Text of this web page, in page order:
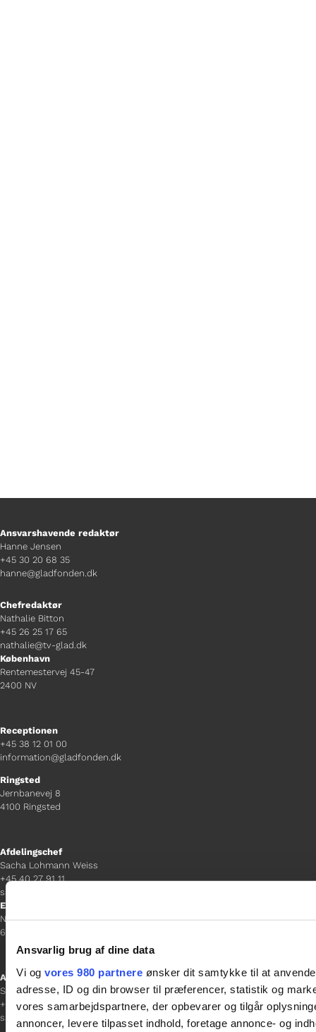
Ansvarlig brug af dine data
Vi og vores 980 partnere ønsker dit samtykke til at
adresse, ID og din browser til præferencer, statistik og
vores samarbejdspartnere, der opbevarer og tilgår
annoncer, levere tilpasset indhold, foretage annonce- og
Ansvarshavende redaktør
Hanne Jensen
+45 30 20 68 35
hanne@gladfonden.dk
Chefredaktør
Nathalie Bitton
+45 26 25 17 65
nathalie@tv-glad.dk
København
Rentemestervej 45-47
2400 NV
Receptionen
+45 38 12 01 00
information@gladfonden.dk
Ringsted
Jernbanevej 8
4100 Ringsted
Afdelingschef
Sacha Lohmann Weiss
+45 40 27 91 11
sacha.lw@gladfonden.dk
Esbjerg
Norgesgade 1, 2. sal
6700 Esbjerg
Afdelingschef
Sanne Hansen
+45 23 69 19 35
sanne.h@gladfonden.dk